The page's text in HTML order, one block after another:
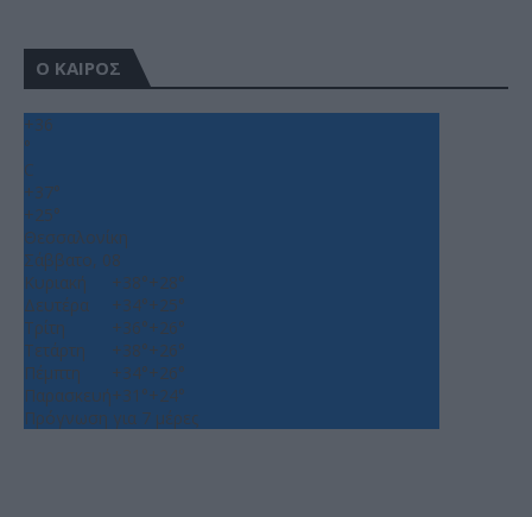
Ο ΚΑΙΡΟΣ
+36
°
C
+37°
+25°
Θεσσαλονίκη
Σάββατο, 08
Κυριακή
+38°+28°
Δευτέρα
+34°+25°
Τρίτη
+36°+26°
Τετάρτη
+38°+26°
Πέμπτη
+34°+26°
Παρασκευή+31°+24°
Πρόγνωση για 7 μέρες